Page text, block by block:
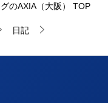
のAXIA（大阪） TOP
日記